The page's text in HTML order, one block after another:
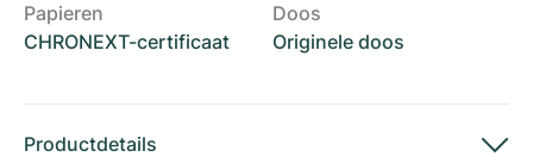
Papieren
CHRONEXT-certificaat
Doos
Originele doos
Productdetails